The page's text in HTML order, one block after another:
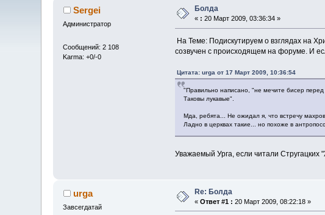
Sergei
Администратор
Сообщений: 2 108
Karma: +0/-0
Болда
« : 20 Март 2009, 03:36:34 »
На Теме: Подискутируем о взглядах на
созвучен с происходящем на форуме. И
Цитата: urga от 17 Март 2009, 10:36:54
"Правильно написано, "не мечите бисер перед
Таковы лукавые".
Мда, ребята... Не ожидал я, что встречу
Ладно в церквах такие... но похоже в
Уважаемый Урга, если читали Стругацких
urga
Завсегдатай
Re: Болда
«Ответ #1 : 20 Март 2009, 08:22:18 »